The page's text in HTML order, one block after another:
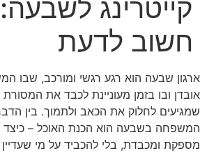
קייטרינג
חשוב לדעת
ארגון שבעה הוא רגע רגשי ומורכב, שבו
אובדן ובו בזמן מעוניינת לכבד את המסורת
שמגיעים לחלוק את הכאב ולתמוך. בין
המשפחה בשבעה הוא הכנת האוכל – כיצד
מספקת ומכבדת, בלי להכביד על מי שעדיין